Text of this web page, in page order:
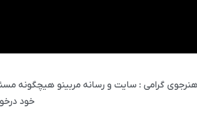
هنرجوی گرامی : سایت و رسانه مربینو هیچگونه
خود